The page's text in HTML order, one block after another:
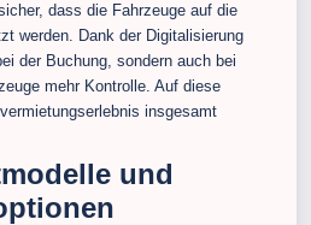
dass die Fahrzeuge auf die
werden. Dank der Digitalisierung
der Buchung, sondern auch bei
mehr Kontrolle. Auf diese
insgesamt
und